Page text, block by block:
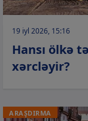
19 iyl 2026, 15:16
Hansı ölkə
xərcləyir?
ARAŞDIRMA